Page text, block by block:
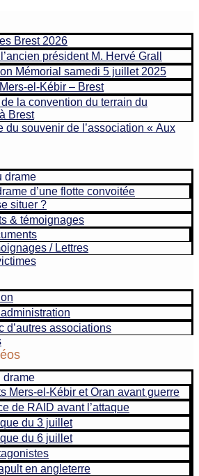
Brest 2026
président M. Hervé Grall
Mémorial samedi 5 juillet 2025
el-Kébir – Brest
la convention du terrain du
Brest
du souvenir de l’association « Aux
drame
d’une flotte convoitée
situer ?
& témoignages
/ Lettres
d’autres associations
drame
Mers-el-Kébir et Oran avant guerre
de RAID avant l’attaque
du 3 juillet
du 6 juillet
en angleterre